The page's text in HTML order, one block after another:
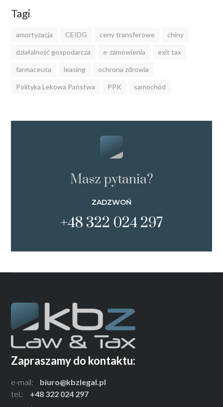
Tagi
amortyzacja CEIDG ceny transferowe chiny
działalność gospodarcza e-zamówienia exit tax
farmaceuta leasing ochrona zdrowia
Polityka Lekowa Państwa PPK samochód
Masz pytania?
ZADZWOŃ
+48 322 024 297
Zapraszamy do kontaktu:
e-mail:
biuro@kbzlegal.pl
tel.:
+48 322 024 297